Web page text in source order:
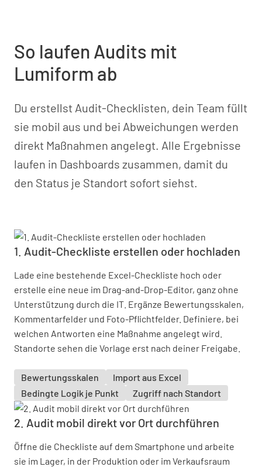
So laufen Audits mit
Lumiform ab
Du erstellst Audit-Checklisten, dein Team füllt
sie mobil aus und bei Abweichungen werden
direkt Maßnahmen angelegt. Alle Ergebnisse
laufen in Dashboards zusammen, damit du
den Status je Standort sofort siehst.
1. Audit-Checkliste erstellen oder hochladen
Lade eine bestehende Excel-Checkliste hoch oder
erstelle eine neue im Drag-and-Drop-Editor, ganz ohne
Unterstützung durch die IT. Ergänze Bewertungsskalen,
Kommentarfelder und Foto-Pflichtfelder. Definiere, bei
welchen Antworten eine Maßnahme angelegt wird.
Standorte sehen die Vorlage erst nach deiner Freigabe.
Bewertungsskalen
Import aus Excel
Bedingte Logik je Punkt
Zugriff nach Standort
2. Audit mobil direkt vor Ort durchführen
Öffne die Checkliste auf dem Smartphone und arbeite
sie im Lager, in der Produktion oder im Verkaufsraum